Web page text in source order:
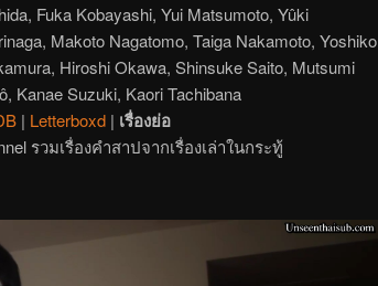
Fuka Kobayashi, Yui Matsumoto, Yûki
Makoto Nagatomo, Taiga Nakamoto, Yoshiko
Hiroshi Okawa, Shinsuke Saito, Mutsumi
Kanae Suzuki, Kaori Tachibana
| Letterboxd | เรื่องย่อ
รวมเรื่องคำสาปจากเรื่องเล่าในกระทู้